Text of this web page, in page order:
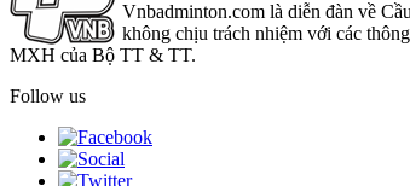
Vnbadminton.com là diễn đàn về
không chịu trách nhiệm với các
MXH của Bộ TT & TT.
Follow us